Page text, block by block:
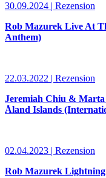
30.09.2024 | Rezension
Rob Mazurek Live At
Anthem)
22.03.2022 | Rezension
Jeremiah Chiu & Marta
Åland Islands
02.04.2023 | Rezension
Rob Mazurek